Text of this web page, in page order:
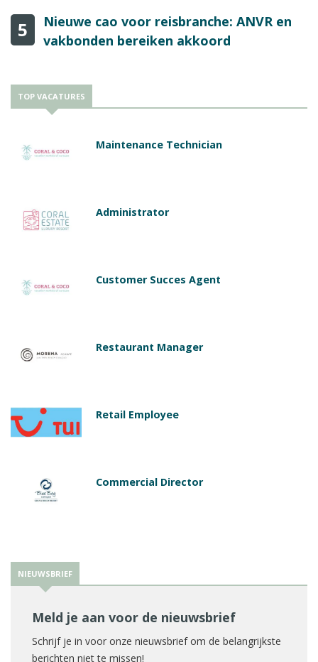
5
Nieuwe cao voor reisbranche: ANVR en
vakbonden bereiken akkoord
TOP VACATURES
Maintenance Technician
Administrator
Customer Succes Agent
Restaurant Manager
Retail Employee
Commercial Director
NIEUWSBRIEF
Meld je aan voor de nieuwsbrief
Schrijf je in voor onze nieuwsbrief om de belangrijkste
berichten niet te missen!